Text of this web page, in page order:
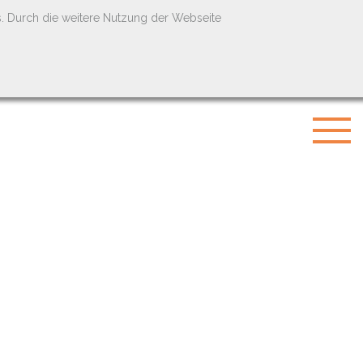
Durch die weitere Nutzung der Webseite